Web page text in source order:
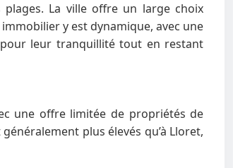
La ville offre un large choix
y est dynamique, avec une
pour leur tranquillité tout en restant
une offre limitée de propriétés de
plus élevés qu’à Lloret,